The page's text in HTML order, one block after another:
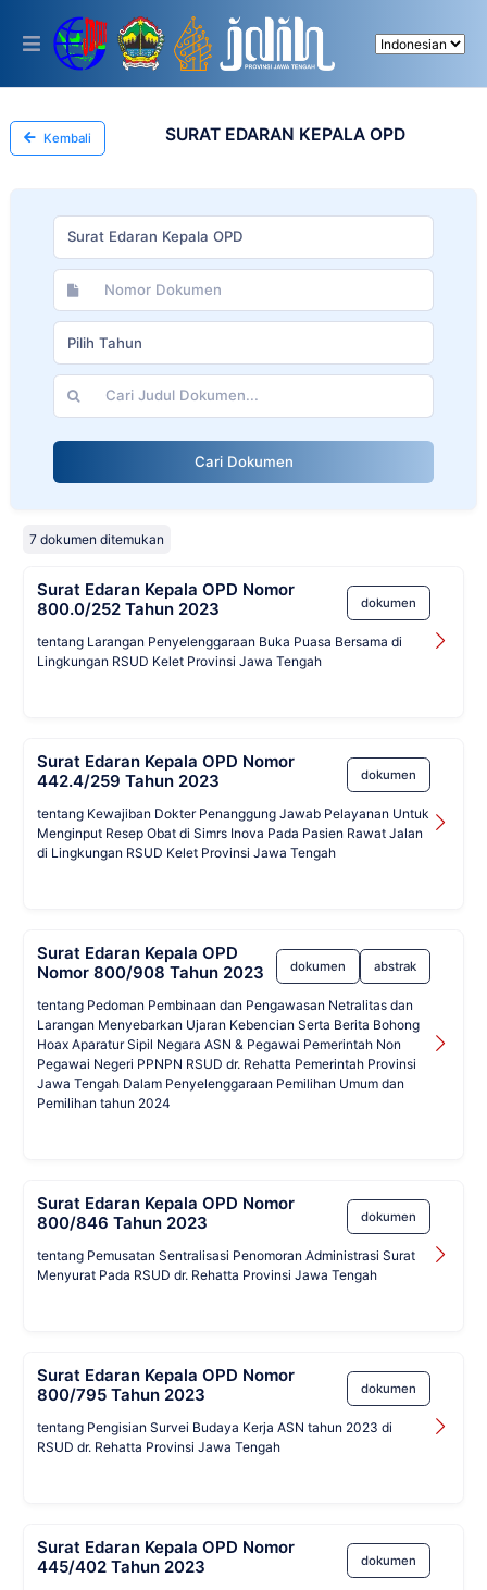
This
includes
accessibility
system.
Kembali SURAT EDARAN KEPALA OPD
Surat Edaran Kepala OPD
Pilih Tahun
Cari Dokumen
7 dokumen ditemukan
Surat Edaran Kepala OPD Nomor
800.0/252 Tahun 2023
dokumen
tentang Larangan Penyelenggaraan Buka Puasa Bersama di
Lingkungan RSUD Kelet Provinsi Jawa Tengah
Surat Edaran Kepala OPD Nomor
442.4/259 Tahun 2023
dokumen
tentang Kewajiban Dokter Penanggung Jawab Pelayanan Untuk
Menginput Resep Obat di Simrs Inova Pada Pasien Rawat Jalan
di Lingkungan RSUD Kelet Provinsi Jawa Tengah
Surat Edaran Kepala OPD
Nomor 800/908 Tahun 2023
dokumen abstrak
tentang Pedoman Pembinaan dan Pengawasan Netralitas dan
Larangan Menyebarkan Ujaran Kebencian Serta Berita Bohong
Hoax Aparatur Sipil Negara ASN & Pegawai Pemerintah Non
Pegawai Negeri PPNPN RSUD dr. Rehatta Pemerintah Provinsi
Jawa Tengah Dalam Penyelenggaraan Pemilihan Umum dan
Pemilihan tahun 2024
Surat Edaran Kepala OPD Nomor
800/846 Tahun 2023
dokumen
tentang Pemusatan Sentralisasi Penomoran Administrasi Surat
Menyurat Pada RSUD dr. Rehatta Provinsi Jawa Tengah
Surat Edaran Kepala OPD Nomor
800/795 Tahun 2023
dokumen
tentang Pengisian Survei Budaya Kerja ASN tahun 2023 di
RSUD dr. Rehatta Provinsi Jawa Tengah
Surat Edaran Kepala OPD Nomor
445/402 Tahun 2023
dokumen